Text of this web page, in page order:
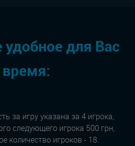
для Вас
время:
за игру указана за 4 игрока,
следующего игрока 500 грн,
количество игроков - 18.